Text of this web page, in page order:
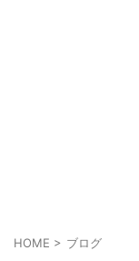
HOME > ブログ